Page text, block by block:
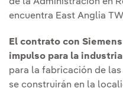
encuentra East Anglia
El contrato con
impulso para la
para la fabricación de
se construirán en la